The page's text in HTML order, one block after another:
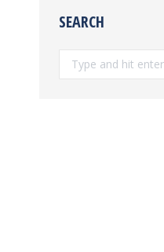
SEARCH
Search: